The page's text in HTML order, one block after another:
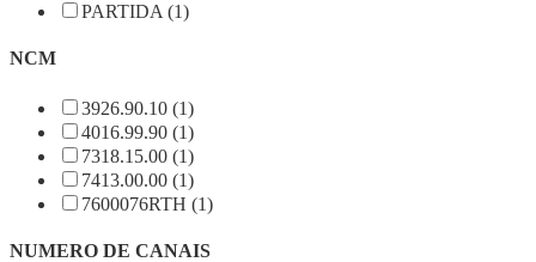
PARTIDA (1)
NCM
3926.90.10 (1)
4016.99.90 (1)
7318.15.00 (1)
7413.00.00 (1)
7600076RTH (1)
NUMERO DE CANAIS